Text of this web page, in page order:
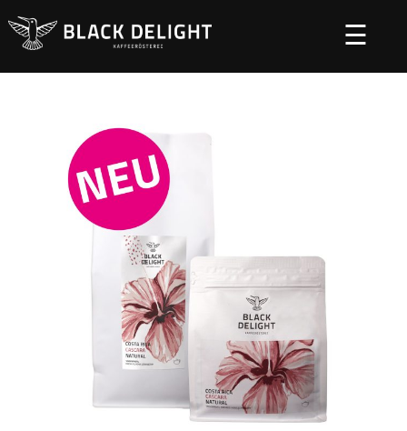
☰
Startseite/Tee und Schokolade
/ Costa Rica Cascara